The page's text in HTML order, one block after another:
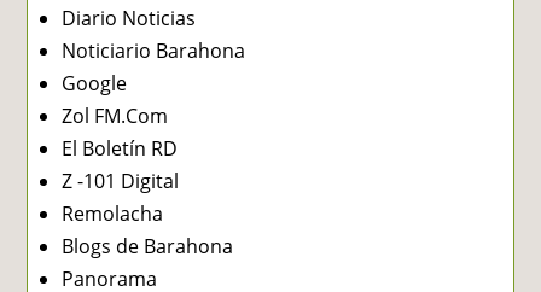
Diario Noticias
Noticiario Barahona
Google
Zol FM.Com
El Boletín RD
Z -101 Digital
Remolacha
Blogs de Barahona
Panorama